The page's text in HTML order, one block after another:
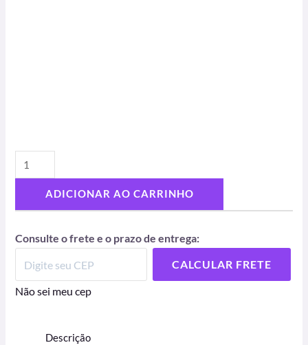
ADICIONAR AO CARRINHO
Consulte o frete e o prazo de entrega:
CALCULAR FRETE
Não sei meu cep
Descrição